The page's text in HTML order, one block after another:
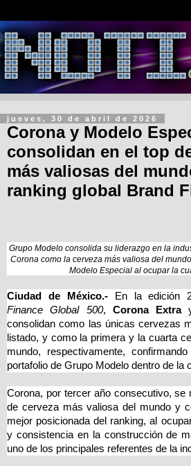
jueves, 30 de abril de 2026
Corona y Modelo
consolidan en el top
más valiosas del
ranking global Brand
Grupo Modelo consolida su liderazgo en la
Corona como la cerveza más valiosa del
Modelo Especial al ocupar la
Ciudad de México.- En la edición
Finance Global 500, Corona Extra
consolidan como las únicas cervezas
listado, y como la primera y la cuarta
mundo, respectivamente,
portafolio de Grupo Modelo dentro de la
Corona, por tercer año consecutivo, se
de cerveza más valiosa del mundo y
mejor posicionada del ranking, al
y consistencia en la construcción de
uno de los principales referentes de la